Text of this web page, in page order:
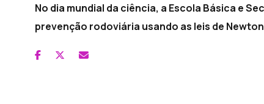
No dia mundial da ciência, a Escola Básica e
prevenção rodoviária usando as leis de